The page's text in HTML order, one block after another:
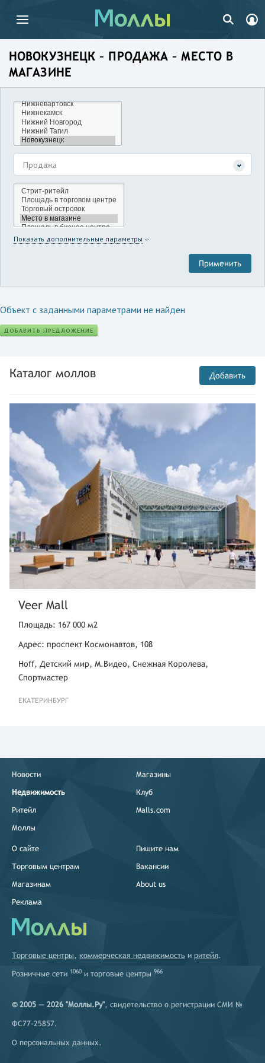
НОВОКУЗНЕЦК – ПРОДАЖА – МЕСТО В
МАГАЗИНЕ
Продажа
Показать дополнительные параметры
Объект с заданными параметрами не найден
ДОБАВИТЬ ПРЕДЛОЖЕНИЕ
Каталог моллов Добавить
Veer Mall
Площадь: 167 000 м2
Адрес: проспект Космонавтов, 108
Hoff, Детский мир, М.Видео, Снежная Королева,
Спортмастер
ЕКАТЕРИНБУРГ
Новости
Недвижимость
Ритейл
Моллы
Магазины
Клуб
Malls.com
О сайте
Торговым центрам
Магазинам
Реклама
Пишите нам
Вакансии
About us
Торговые центры, коммерческая недвижимость и ритейл.
Розничные сети 1060 и торговые центры 966
© 2005 — 2026 "Моллы.Ру", свидетельство о регистрации СМИ №
ФС77-25857.
О персональных данных.